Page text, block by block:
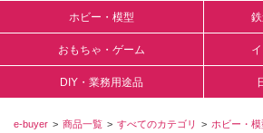
ホビー・模型
おもちゃ・ゲーム
DIY・業務用途品
e-buyer 商品一覧 すべてのカテゴリ
ホビー・模